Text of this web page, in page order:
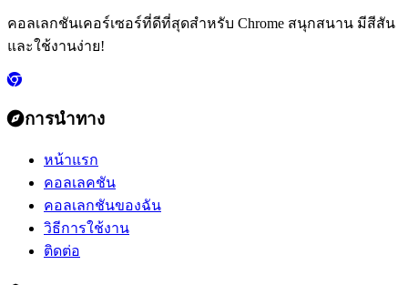
คอลเลกชันเคอร์เซอร์ที่ดีที่สุดสำหรับ Chrome สนุกสนาน มีสีสัน
และใช้งานง่าย!
การนำทาง
หน้าแรก
คอลเลคชัน
คอลเลกชันของฉัน
วิธีการใช้งาน
ติดต่อ